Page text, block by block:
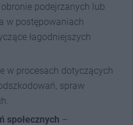
podejrzanych lub
w postępowaniach
łagodniejszych
w procesach dotyczących
spraw
społecznych –